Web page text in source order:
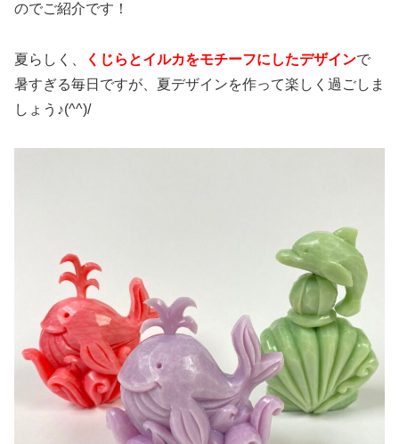
のでご紹介です！
夏らしく、 くじらとイルカをモチーフにしたデザインで
暑すぎる毎日ですが、夏デザインを作って楽しく過ごしま
しょう♪(^^)/